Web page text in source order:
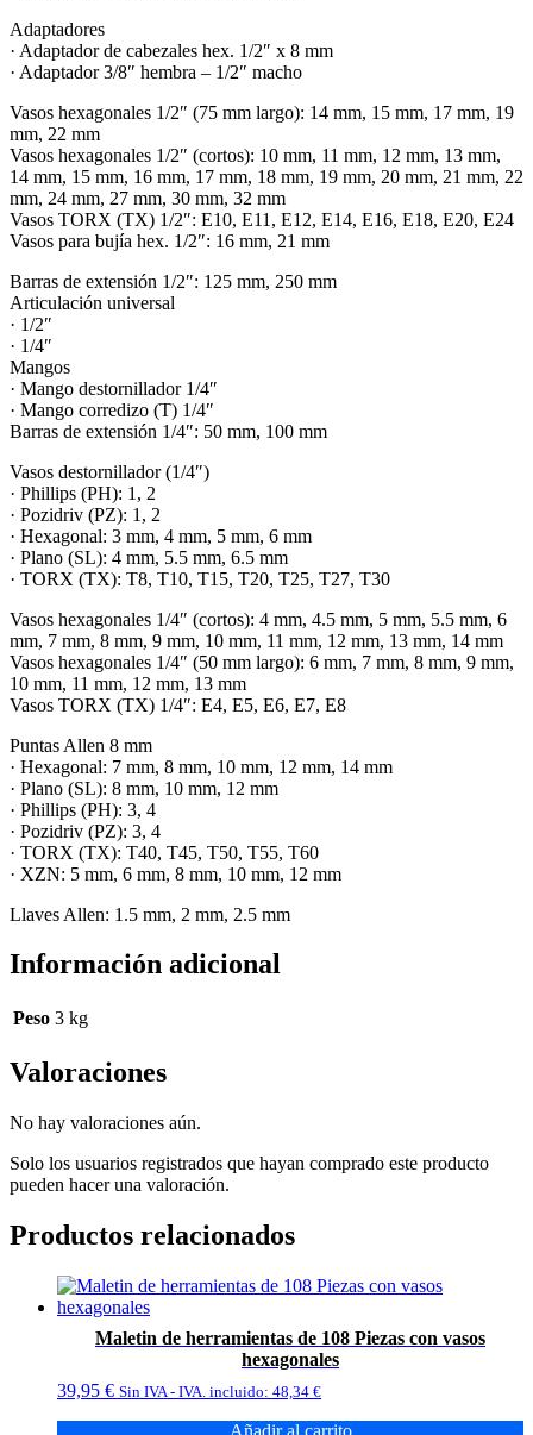
Adaptadores
· Adaptador de cabezales hex. 1/2″ x 8 mm
· Adaptador 3/8″ hembra – 1/2″ macho
Vasos hexagonales 1/2″ (75 mm largo): 14 mm, 15 mm, 17 mm, 19
mm, 22 mm
Vasos hexagonales 1/2″ (cortos): 10 mm, 11 mm, 12 mm, 13 mm,
14 mm, 15 mm, 16 mm, 17 mm, 18 mm, 19 mm, 20 mm, 21 mm, 22
mm, 24 mm, 27 mm, 30 mm, 32 mm
Vasos TORX (TX) 1/2″: E10, E11, E12, E14, E16, E18, E20, E24
Vasos para bujía hex. 1/2″: 16 mm, 21 mm
Barras de extensión 1/2″: 125 mm, 250 mm
Articulación universal
· 1/2″
· 1/4″
Mangos
· Mango destornillador 1/4″
· Mango corredizo (T) 1/4″
Barras de extensión 1/4″: 50 mm, 100 mm
Vasos destornillador (1/4″)
· Phillips (PH): 1, 2
· Pozidriv (PZ): 1, 2
· Hexagonal: 3 mm, 4 mm, 5 mm, 6 mm
· Plano (SL): 4 mm, 5.5 mm, 6.5 mm
· TORX (TX): T8, T10, T15, T20, T25, T27, T30
Vasos hexagonales 1/4″ (cortos): 4 mm, 4.5 mm, 5 mm, 5.5 mm, 6
mm, 7 mm, 8 mm, 9 mm, 10 mm, 11 mm, 12 mm, 13 mm, 14 mm
Vasos hexagonales 1/4″ (50 mm largo): 6 mm, 7 mm, 8 mm, 9 mm,
10 mm, 11 mm, 12 mm, 13 mm
Vasos TORX (TX) 1/4″: E4, E5, E6, E7, E8
Puntas Allen 8 mm
· Hexagonal: 7 mm, 8 mm, 10 mm, 12 mm, 14 mm
· Plano (SL): 8 mm, 10 mm, 12 mm
· Phillips (PH): 3, 4
· Pozidriv (PZ): 3, 4
· TORX (TX): T40, T45, T50, T55, T60
· XZN: 5 mm, 6 mm, 8 mm, 10 mm, 12 mm
Llaves Allen: 1.5 mm, 2 mm, 2.5 mm
Información adicional
Peso 3 kg
Valoraciones
No hay valoraciones aún.
Solo los usuarios registrados que hayan comprado este producto
pueden hacer una valoración.
Productos relacionados
Maletin de herramientas de 108 Piezas con vasos
hexagonales
39,95 € Sin IVA - IVA. incluido: 48,34 €
Añadir al carrito